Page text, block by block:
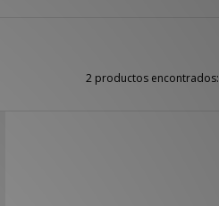
2 productos encontrados: